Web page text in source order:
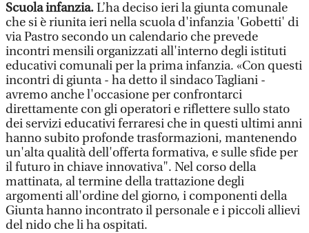
Scuola infanzia.L’ha deciso ieri la giunta comunale
che si è riunita ieri nella scuola d'infanzia 'Gobetti' di
via Pastro secondo un calendario che prevede
incontri mensili organizzati all'interno degli istituti
educativi comunali per la prima infanzia. «Con questi
incontri di giunta - ha detto il sindaco Tagliani -
avremo anche l'occasione per confrontarci
direttamente con gli operatori e riflettere sullo stato
dei servizi educativi ferraresi che in questi ultimi anni
hanno subito profonde trasformazioni, mantenendo
un'alta qualità dell'offerta formativa, e sulle sfide per
il futuro in chiave innovativa". Nel corso della
mattinata, al termine della trattazione degli
argomenti all'ordine del giorno, i componenti della
Giunta hanno incontrato il personale e i piccoli allievi
del nido che li ha ospitati.